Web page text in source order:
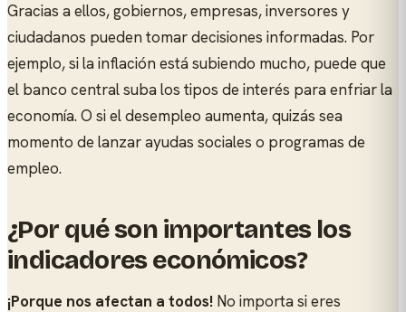
Gracias a ellos, gobiernos, empresas, inversores y
ciudadanos pueden tomar decisiones informadas. Por
ejemplo, si la inflación está subiendo mucho, puede que
el banco central suba los tipos de interés para enfriar la
economía. O si el desempleo aumenta, quizás sea
momento de lanzar ayudas sociales o programas de
empleo.
¿Por qué son importantes los
indicadores económicos?
¡Porque nos afectan a todos! No importa si eres